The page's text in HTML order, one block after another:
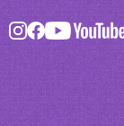
Skip
to
content